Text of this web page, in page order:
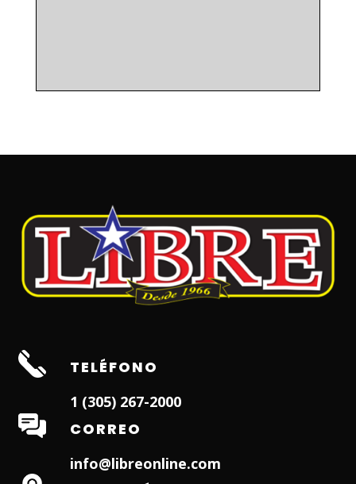
TELÉFONO
1 (305) 267-2000
CORREO
info@libreonline.com